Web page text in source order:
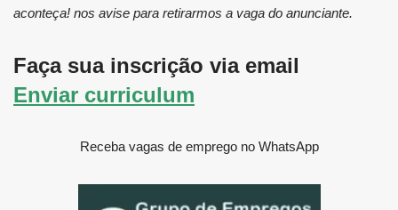
aconteça! nos avise para retirarmos a vaga do anunciante.
Faça sua inscrição via email
Enviar curriculum
Receba vagas de emprego no WhatsApp